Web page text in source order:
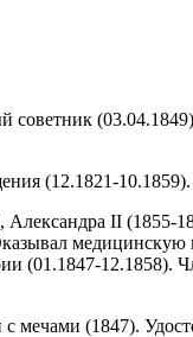
советник
(12.1821-10.1859).
II (1855-
(01.1847-12.1858).
мечами (1847).